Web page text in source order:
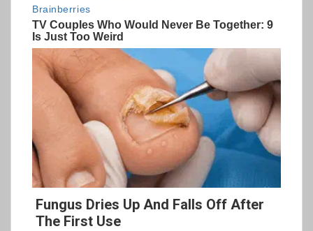
Fungus Dries Up And Falls Off After
The First Use